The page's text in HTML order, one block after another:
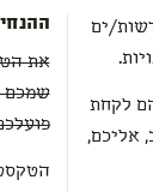
ים
לקחת
אליכם,
שמכם